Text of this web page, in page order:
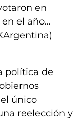
en
el año…
política de
único
reelección y